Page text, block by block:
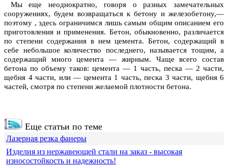
Мы еще неоднократно, говоря о разных замечательных
сооружениях, будем возвращаться к бетону и железобетону,—
поэтому , здесь ограничимся лишь самым общим описанием его
приготовления и применения. Бетон, обыкновенно, различается
по степени содержания в нем цемента. Бетон, содержащий в
себе небольшое количество последнего, называется тощим, а
содержащий много цемента — жирным. Чаще всего состав
бетона по объему таков: цемента — 1 часть, песка — 2 части,
щебня 4 части, или — цемента 1 часть, песка 3 части, щебня 6
частей, смотря по степени желаемой плотности бетона.
Еще статьи по теме
Лазерная резка фанеры
Изделия из нержавеющей стали на заказ - высокая
износостойкость и надежность!